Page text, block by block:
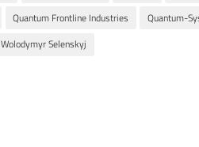
Quantum Frontline Industries
Quantum-
Wolodymyr Selenskyj